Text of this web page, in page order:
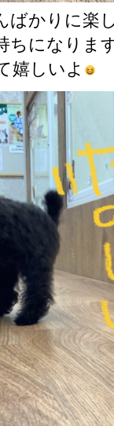
ばかりに楽
ちになりま
嬉しいよ